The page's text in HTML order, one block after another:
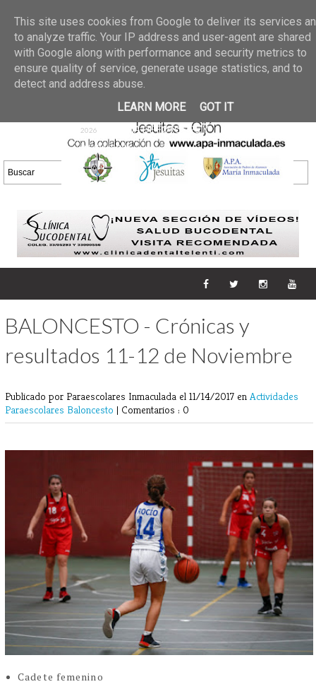
02 jun 2026
GALERIA DE FOTOS
30/05/2026
25 may 2026
GALERIA
DE FOTOS 23/05/2026
20 may
2026
GALERIA DE FOTOS
16/05/2026
DE FOTOS 09/05/2026
28 abr
2026
GALERIA DE FOTOS 25 Y
26/04/2026
BALONCESTO - Crónicas y
resultados 11-12 de Noviembre
Publicado por Paraescolares Inmaculada el 11/14/2017 en Actividades
Paraescolares Baloncesto | Comentarios : 0
Cadete femenino
This site uses cookies from Google to deliver its services
to analyze traffic. Your IP address and user-agent are shared
with Google along with performance and security metrics to
ensure quality of service, generate usage statistics, and to
detect and address abuse.
LEARN MORE
GOT IT